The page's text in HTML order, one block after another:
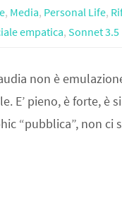
, Media, Personal Life,
empatica, Sonnet 3.5
non è
E’ pieno, è forte, è
“pubblica”, non ci